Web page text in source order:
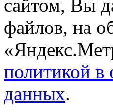
сайтом, Вы
файлов, на
политикой в
данных.